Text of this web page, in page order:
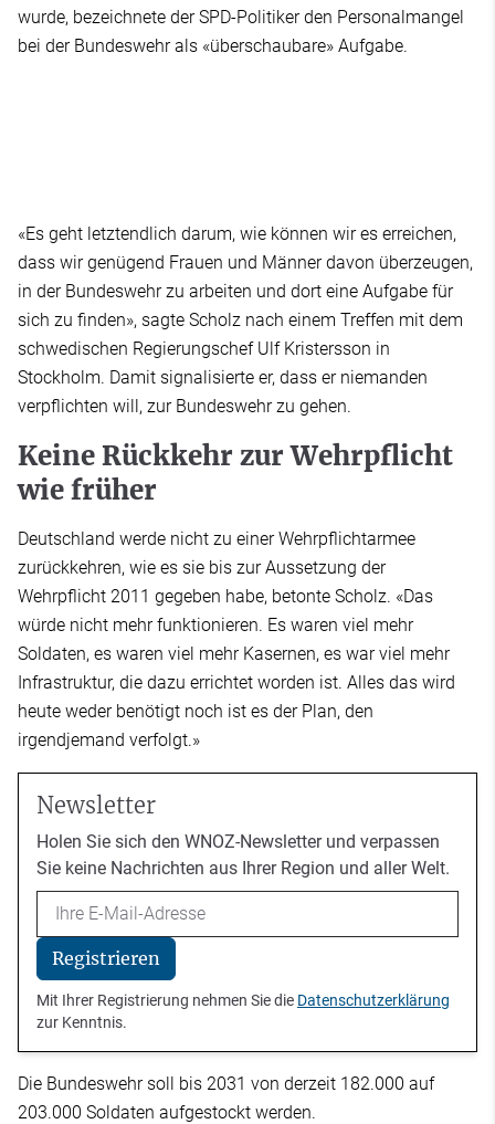
wurde, bezeichnete der SPD-Politiker den Personalmangel
bei der Bundeswehr als «überschaubare» Aufgabe.
«Es geht letztendlich darum, wie können wir es erreichen,
dass wir genügend Frauen und Männer davon überzeugen,
in der Bundeswehr zu arbeiten und dort eine Aufgabe für
sich zu finden», sagte Scholz nach einem Treffen mit dem
schwedischen Regierungschef Ulf Kristersson in
Stockholm. Damit signalisierte er, dass er niemanden
verpflichten will, zur Bundeswehr zu gehen.
Keine Rückkehr zur Wehrpflicht
wie früher
Deutschland werde nicht zu einer Wehrpflichtarmee
zurückkehren, wie es sie bis zur Aussetzung der
Wehrpflicht 2011 gegeben habe, betonte Scholz. «Das
würde nicht mehr funktionieren. Es waren viel mehr
Soldaten, es waren viel mehr Kasernen, es war viel mehr
Infrastruktur, die dazu errichtet worden ist. Alles das wird
heute weder benötigt noch ist es der Plan, den
irgendjemand verfolgt.»
Newsletter
Holen Sie sich den WNOZ-Newsletter und verpassen
Sie keine Nachrichten aus Ihrer Region und aller Welt.
Email
Registrieren
Mit Ihrer Registrierung nehmen Sie die Datenschutzerklärung
zur Kenntnis.
Die Bundeswehr soll bis 2031 von derzeit 182.000 auf
203.000 Soldaten aufgestockt werden.